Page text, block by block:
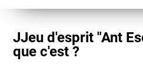
JJeu d'esprit "Ant
que c'est ?